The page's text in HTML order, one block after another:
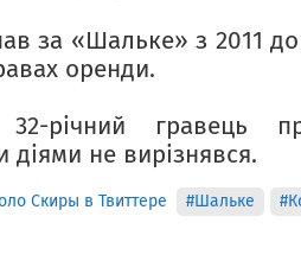
за «Шальке» з 2011
оренди.
річний гравець
діями не вирізнявся.
Скиры в Твиттере #Шальке